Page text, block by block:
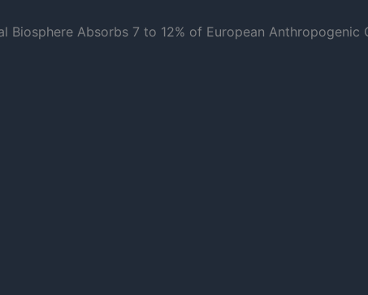
Biosphere Absorbs 7 to 12% of European